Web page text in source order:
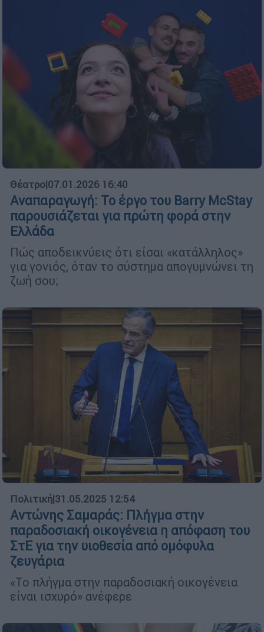
Θέατρο|07.01.2026 16:40
Αναπαραγωγή: Το έργο του Barry McStay
παρουσιάζεται για πρώτη φορά στην
Ελλάδα
Πώς αποδεικνύεις ότι είσαι «κατάλληλος»
για γονιός, όταν το σύστημα απογυμνώνει τη
ζωή σου;
Πολιτική|31.05.2025 12:54
Αντώνης Σαμαράς: Πλήγμα στην
παραδοσιακή οικογένεια η απόφαση του
ΣτΕ για την υιοθεσία από ομόφυλα
ζευγάρια
«Το πλήγμα στην παραδοσιακή οικογένεια
είναι ισχυρό» ανέφερε